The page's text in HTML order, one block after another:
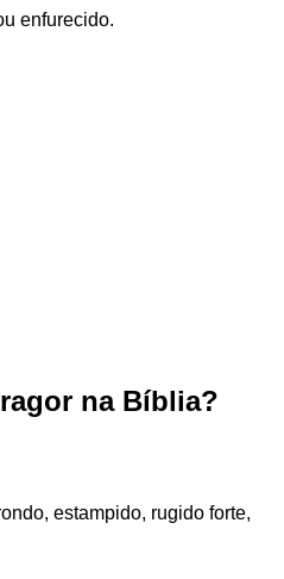
enfurecido.
na Bíblia?
estampido, rugido forte,